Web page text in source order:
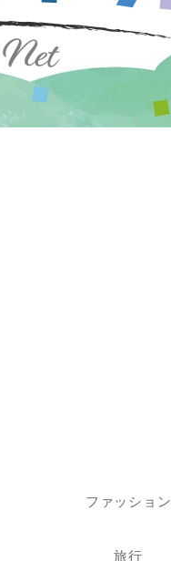
ファッション
旅行